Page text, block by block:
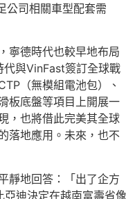
公司相關車型配套需
寧德時代也較早地布局
與VinFast簽訂全球戰
（無模組電池包）、
板底盤等項目上開展一
，也將借此完美其全球
落地應用。未來，也不
靜地回答：「出了企方
迪決定在越南富壽省像